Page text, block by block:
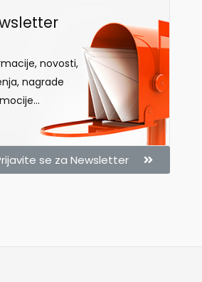
novosti,
nagrade
se za Newsletter